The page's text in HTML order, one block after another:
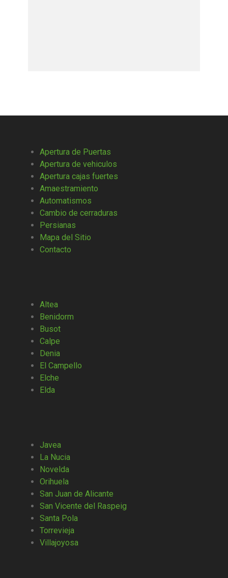
Apertura de Puertas
Apertura de vehiculos
Apertura cajas fuertes
Amaestramiento
Automatismos
Cambio de cerraduras
Persianas
Mapa del Sitio
Contacto
Altea
Benidorm
Busot
Calpe
Denia
El Campello
Elche
Elda
Javea
La Nucia
Novelda
Orihuela
San Juan de Alicante
San Vicente del Raspeig
Santa Pola
Torrevieja
Villajoyosa